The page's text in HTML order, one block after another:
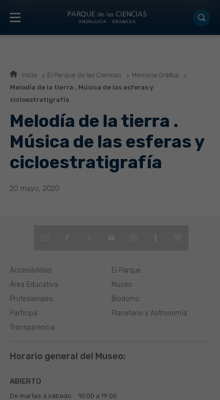
Inicio El Parque de las Ciencias
Memoria Gráfica
Melodía de la tierra . Música de las esferas y
cicloestratigrafía
Melodía de la tierra .
Música de las esferas y
cicloestratigrafía
20 mayo, 2020
El Parque
Museo
Biodomo
Planetario y Astronomía
Área Educativa
Profesionales
Participa
Transparencia
Accesibilidad
Horario general del Museo:
ABIERTO
De martes a sábado 10:00 a 19:00